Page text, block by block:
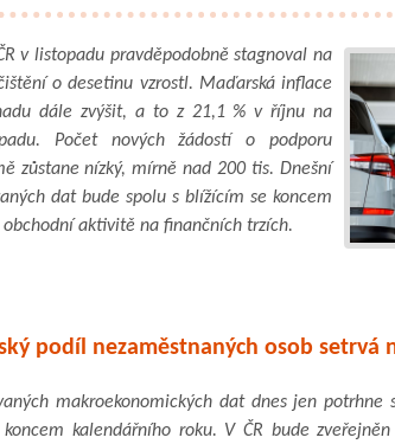
v listopadu pravděpodobně stagnoval na
o desetinu vzrostl. Maďarská inflace
dále zvýšit, a to z 21,1 % v říjnu na
Počet nových žádostí o podporu
zůstane nízký, mírně nad 200 tis. Dnešní
dat bude spolu s blížícím se koncem
aktivitě na finančních trzích.
podíl nezaměstnaných osob setrvá
makroekonomických dat dnes jen
kalendářního roku. V ČR bude